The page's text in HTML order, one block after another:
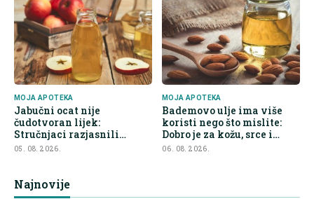
MOJA APOTEKA
Jabučni ocat nije
čudotvoran lijek:
Stručnjaci razjasnili
najveće zablude
05. 08. 2026.
MOJA APOTEKA
Bademovo ulje ima više
koristi nego što mislite:
Dobro je za kožu, srce i
kontrolu apetita
06. 08. 2026.
Najnovije